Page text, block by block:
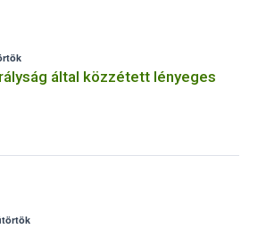
által közzétett lényeges